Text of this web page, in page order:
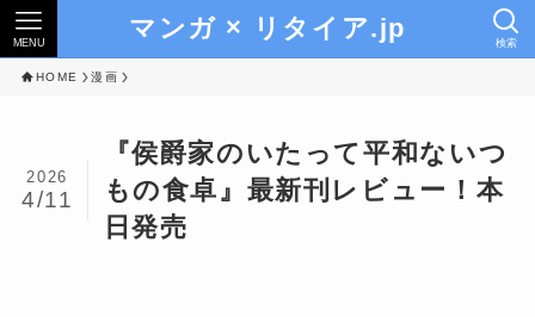
マンガ × リタイア.jp 検索
MENU
HOME 漫画
『侯爵家のいたって平和ないつ
もの食卓』最新刊レビュー！本
日発売
2026
4/11